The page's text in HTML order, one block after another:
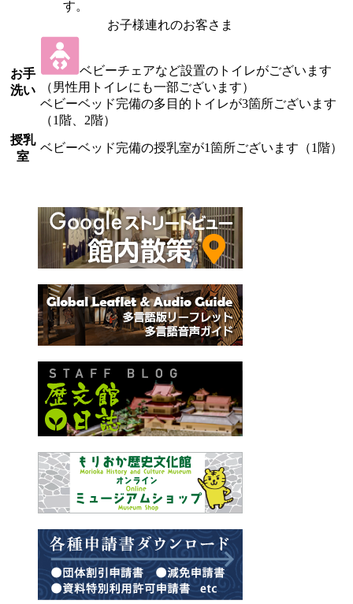
す。
お子様連れのお客さま
お手
洗い
ベビーチェアなど設置のトイレがございます
（男性用トイレにも一部ございます）
ベビーベッド完備の多目的トイレが3箇所ございます
（1階、2階）
授乳
室
ベビーベッド完備の授乳室が1箇所ございます（1階）